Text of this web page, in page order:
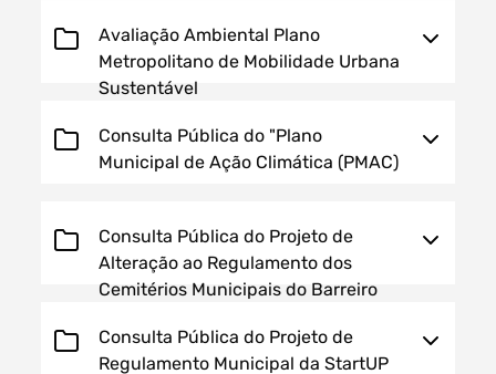
Filtro dos anos
Filtros dos meses
Avaliação Ambiental Plano
Metropolitano de Mobilidade Urbana
Sustentável
Consulta Pública do "Plano
Municipal de Ação Climática (PMAC)
Consulta Pública do Projeto de
Alteração ao Regulamento dos
Cemitérios Municipais do Barreiro
Consulta Pública do Projeto de
Regulamento Municipal da StartUP